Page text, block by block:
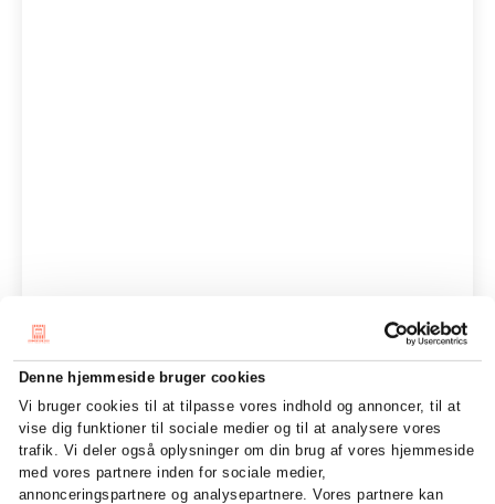
Denne hjemmeside bruger cookies
Vi bruger cookies til at tilpasse vores indhold og annoncer, til at
vise dig funktioner til sociale medier og til at analysere vores
trafik. Vi deler også oplysninger om din brug af vores hjemmeside
med vores partnere inden for sociale medier,
annonceringspartnere og analysepartnere. Vores partnere kan
Sådan stifter du et ApS –
krav, kapital og registrering
Stift et ApS fra 20.000 kr. i...